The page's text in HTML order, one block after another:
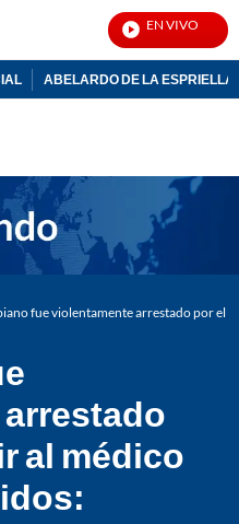
EN VIVO
ABELARDO DE LA ESPRIELLA
fue violentamente arrestado por el
al médico